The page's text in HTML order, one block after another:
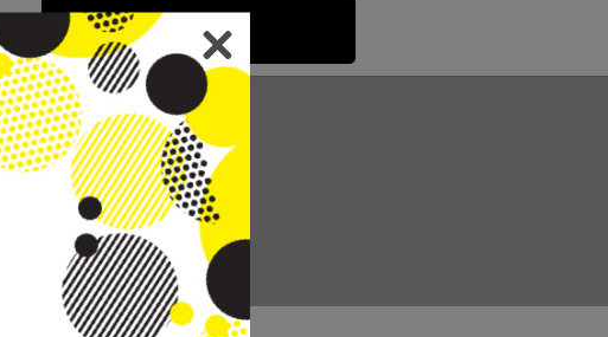
PRIJAVI SE
CC REAL